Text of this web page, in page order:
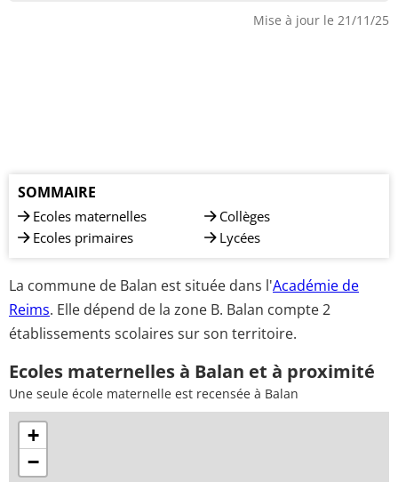
Mise à jour le 21/11/25
SOMMAIRE
Ecoles maternelles
Ecoles primaires
Collèges
Lycées
La commune de Balan est située dans l'Académie de
Reims. Elle dépend de la zone B. Balan compte 2
établissements scolaires sur son territoire.
Ecoles maternelles à Balan et à proximité
Une seule école maternelle est recensée à Balan
+
−